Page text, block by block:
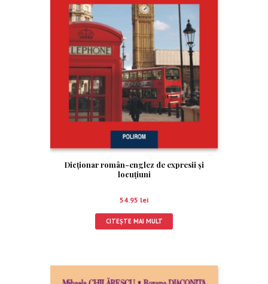
Dicționar român-englez de expresii și
locuțiuni
54.95 lei
CITEȘTE MAI MULT